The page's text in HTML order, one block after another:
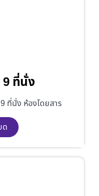
ที่นั่ง
ที่นั่ง ห้องโดยสาร
ด